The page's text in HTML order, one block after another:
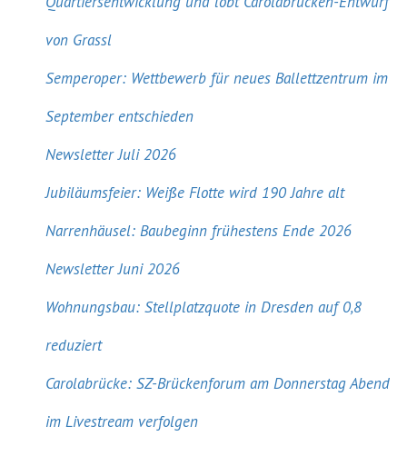
von Grassl
Semperoper: Wettbewerb für neues Ballettzentrum im
September entschieden
Newsletter Juli 2026
Jubiläumsfeier: Weiße Flotte wird 190 Jahre alt
Narrenhäusel: Baubeginn frühestens Ende 2026
Newsletter Juni 2026
Wohnungsbau: Stellplatzquote in Dresden auf 0,8
reduziert
Carolabrücke: SZ-Brückenforum am Donnerstag Abend
im Livestream verfolgen